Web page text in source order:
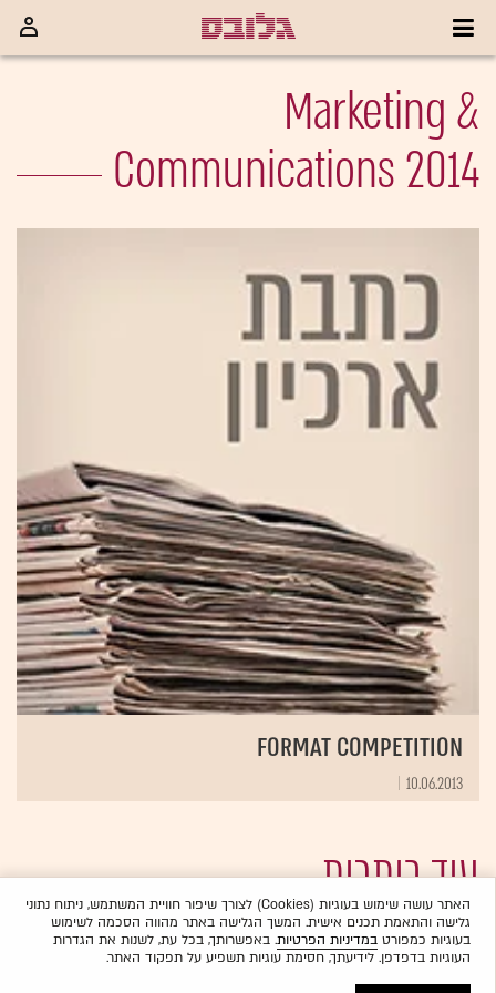
Marketing &
Communications 2014
Format Competition
10.06.2013
עוד כותרות
האתר עושה שימוש בעוגיות (Cookies) לצורך שיפור חוויית המשתמש, ניתוח נתוני
גלישה והתאמת תכנים אישית. המשך הגלישה באתר מהווה הסכמה לשימוש
בעוגיות כמפורטבמדיניות הפרטיות. באפשרותך, בכל עת, לשנות את הגדרות
העוגיות בדפדפן. לידיעתך, חסימת עוגיות תשפיע על תפקוד האתר.